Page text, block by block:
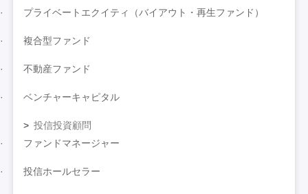
プライベートエクイティ（バイアウト・再生ファンド）
複合型ファンド
不動産ファンド
ベンチャーキャピタル
投信投資顧問
ファンドマネージャー
投信ホールセラー